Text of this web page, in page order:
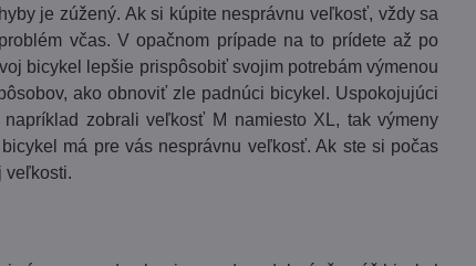
je zúžený. Ak si kúpite nesprávnu veľkosť, vždy sa
včas. V opačnom prípade na to prídete až po
bicykel lepšie prispôsobiť svojim potrebám výmenou
ako obnoviť zle padnúci bicykel. Uspokojujúci
zobrali veľkosť M namiesto XL, tak výmeny
má pre vás nesprávnu veľkosť. Ak ste si počas
veľkosti.